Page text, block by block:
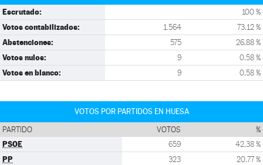
Escrutado: 100 %
Votos contabilizados: 1.564 73,12 %
Abstenciones: 575 26,88 %
Votos nulos: 9 0,58 %
Votos en blanco: 9 0,58 %
VOTOS POR PARTIDOS EN HUESA
PARTIDO VOTOS %
PSOE 659 42,38 %
PP 323 20,77 %